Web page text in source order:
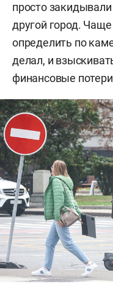
При создании
пешеходов
Обязательно
средств
В темное
необходимо
обеспечения
просто
другой город.
определить по
делал, и
финансовые